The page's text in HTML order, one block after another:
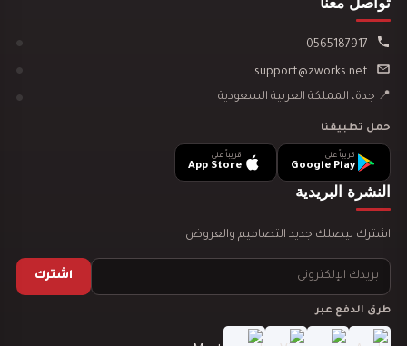
تصميم ديكور مطعم بروست يجذب العملاء ويرفع…
تصميم ديكور مطعم شاورما يجذب العملاء ويرفع…
📍 جدة، المملكة العربية السعودية
حمل تطبيقنا
قريباً على
Google Play
قريباً على
App Store
النشرة البريدية
اشترك ليصلك جديد التصاميم والعروض.
اشترك
طرق الدفع عبر